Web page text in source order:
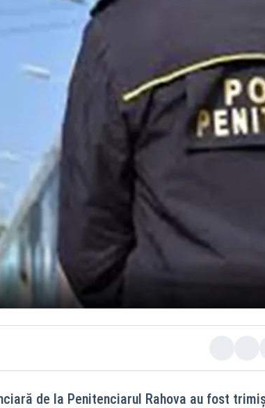
de la Penitenciarul Rahova au fost